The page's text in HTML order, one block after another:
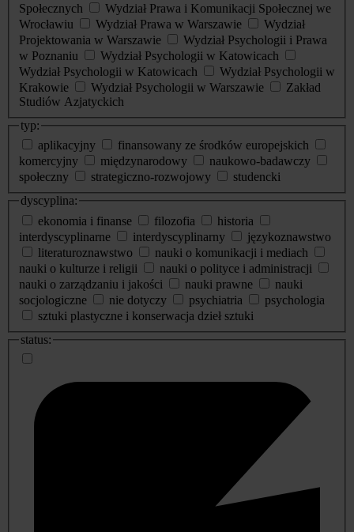
Społecznych
Wydział Prawa i Komunikacji Społecznej we
Wrocławiu
Wydział Prawa w Warszawie
Wydział
Projektowania w Warszawie
Wydział Psychologii i Prawa
w Poznaniu
Wydział Psychologii w Katowicach
Wydział Psychologii w Katowicach
Wydział Psychologii w
Krakowie
Wydział Psychologii w Warszawie
Zakład
Studiów Azjatyckich
typ:
aplikacyjny
finansowany ze środków europejskich
komercyjny
międzynarodowy
naukowo-badawczy
społeczny
strategiczno-rozwojowy
studencki
dyscyplina:
ekonomia i finanse
filozofia
historia
interdyscyplinarne
interdyscyplinarny
językoznawstwo
literaturoznawstwo
nauki o komunikacji i mediach
nauki o kulturze i religii
nauki o polityce i administracji
nauki o zarządzaniu i jakości
nauki prawne
nauki
socjologiczne
nie dotyczy psychiatria
psychologia
sztuki plastyczne i konserwacja dzieł sztuki
status: